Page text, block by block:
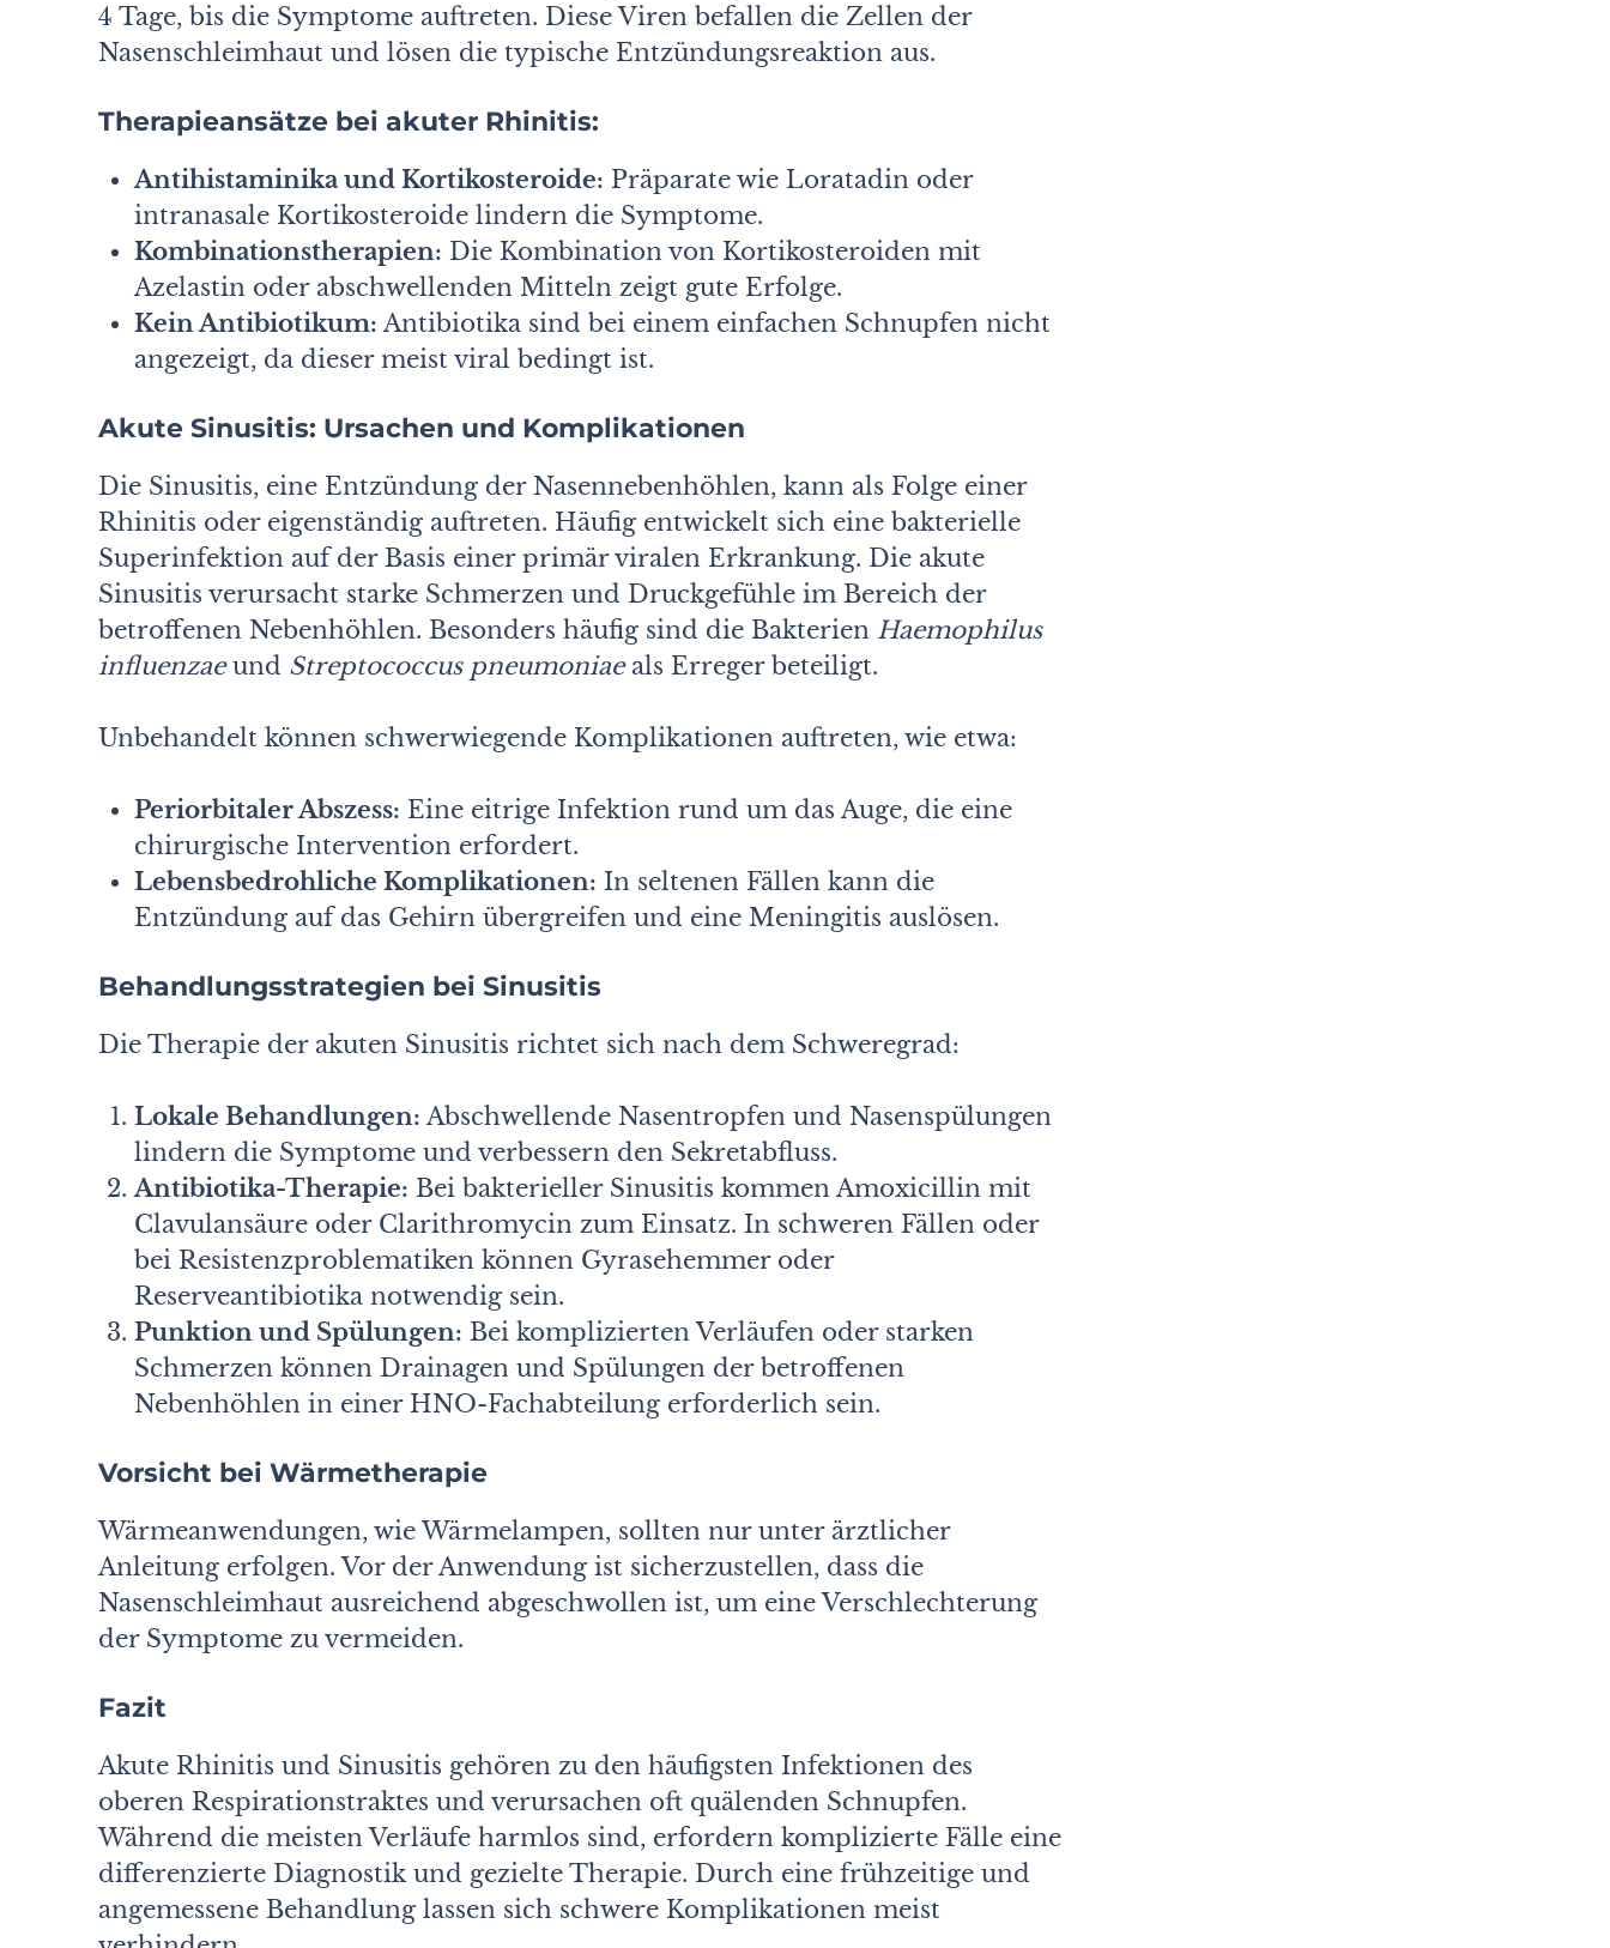
4 Tage, bis die Symptome auftreten. Diese Viren befallen die Zellen der
Nasenschleimhaut und lösen die typische Entzündungsreaktion aus.
Therapieansätze bei akuter Rhinitis:
Antihistaminika und Kortikosteroide: Präparate wie Loratadin oder
intranasale Kortikosteroide lindern die Symptome.
Kombinationstherapien: Die Kombination von Kortikosteroiden mit
Azelastin oder abschwellenden Mitteln zeigt gute Erfolge.
Kein Antibiotikum: Antibiotika sind bei einem einfachen Schnupfen nicht
angezeigt, da dieser meist viral bedingt ist.
Akute Sinusitis: Ursachen und Komplikationen
Die Sinusitis, eine Entzündung der Nasennebenhöhlen, kann als Folge einer
Rhinitis oder eigenständig auftreten. Häufig entwickelt sich eine bakterielle
Superinfektion auf der Basis einer primär viralen Erkrankung. Die akute
Sinusitis verursacht starke Schmerzen und Druckgefühle im Bereich der
betroffenen Nebenhöhlen. Besonders häufig sind die Bakterien Haemophilus
influenzaeund Streptococcus pneumoniaeals Erreger beteiligt.
Unbehandelt können schwerwiegende Komplikationen auftreten, wie etwa:
Periorbitaler Abszess: Eine eitrige Infektion rund um das Auge, die eine
chirurgische Intervention erfordert.
Lebensbedrohliche Komplikationen: In seltenen Fällen kann die
Entzündung auf das Gehirn übergreifen und eine Meningitis auslösen.
Behandlungsstrategien bei Sinusitis
Die Therapie der akuten Sinusitis richtet sich nach dem Schweregrad:
Lokale Behandlungen: Abschwellende Nasentropfen und Nasenspülungen
lindern die Symptome und verbessern den Sekretabfluss.
Antibiotika-Therapie: Bei bakterieller Sinusitis kommen Amoxicillin mit
Clavulansäure oder Clarithromycin zum Einsatz. In schweren Fällen oder
bei Resistenzproblematiken können Gyrasehemmer oder
Reserveantibiotika notwendig sein.
Punktion und Spülungen: Bei komplizierten Verläufen oder starken
Schmerzen können Drainagen und Spülungen der betroffenen
Nebenhöhlen in einer HNO-Fachabteilung erforderlich sein.
Vorsicht bei Wärmetherapie
Wärmeanwendungen, wie Wärmelampen, sollten nur unter ärztlicher
Anleitung erfolgen. Vor der Anwendung ist sicherzustellen, dass die
Nasenschleimhaut ausreichend abgeschwollen ist, um eine Verschlechterung
der Symptome zu vermeiden.
Fazit
Akute Rhinitis und Sinusitis gehören zu den häufigsten Infektionen des
oberen Respirationstraktes und verursachen oft quälenden Schnupfen.
Während die meisten Verläufe harmlos sind, erfordern komplizierte Fälle eine
differenzierte Diagnostik und gezielte Therapie. Durch eine frühzeitige und
angemessene Behandlung lassen sich schwere Komplikationen meist